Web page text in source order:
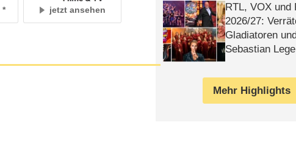
jetzt ansehen
RTL, VOX und
2026/​27:
Gladiatoren
Sebastian Lege
Mehr Highlights